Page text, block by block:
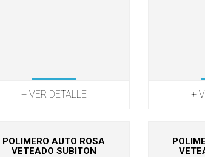
+ VER DETALLE +
POLIMERO AUTO ROSA
VETEADO SUBITON